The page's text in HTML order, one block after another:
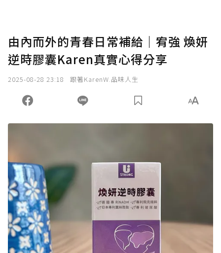
由內而外的青春日常補給｜宥強 煥妍
逆時膠囊Karen真實心得分享
2025-08-28 23:18 跟著KarenW.品味人生